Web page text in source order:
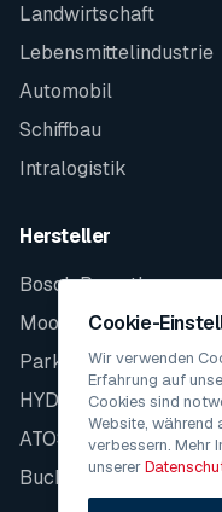
Landwirtschaft
Lebensmittelindustrie
Automobil
Schiffbau
Intralogistik
Hersteller
Bosch Rexroth
Moog
Parker
HYDAC
ATOS
Bucher
Cookie-
Wir verwenden
Erfahrung auf
Cookies sind
Website, während
verbessern. Mehr
unserer